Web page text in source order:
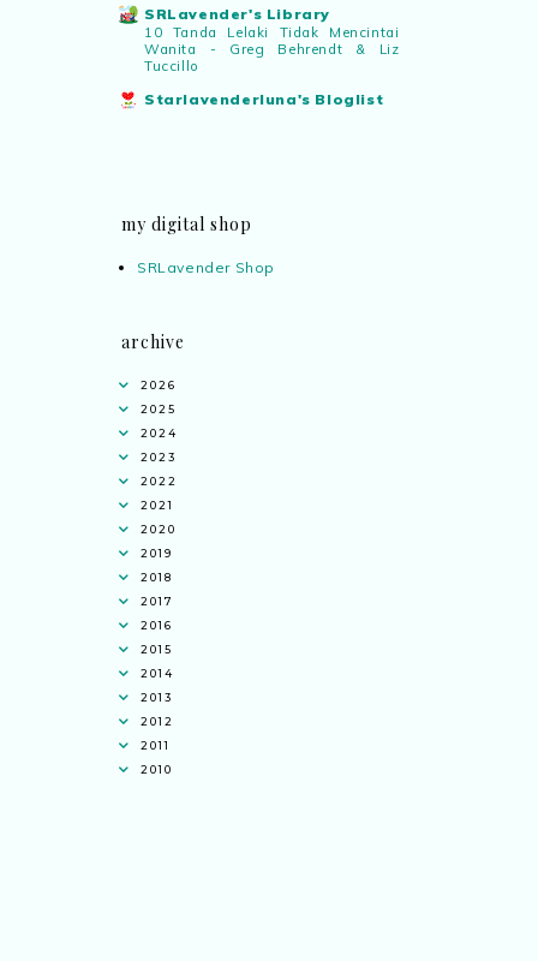
SRLavender's Library
10 Tanda Lelaki Tidak Mencintai
Wanita - Greg Behrendt & Liz
Tuccillo
Starlavenderluna's Bloglist
my digital shop
SRLavender Shop
archive
2026
2025
2024
2023
2022
2021
2020
2019
2018
2017
2016
2015
2014
2013
2012
2011
2010